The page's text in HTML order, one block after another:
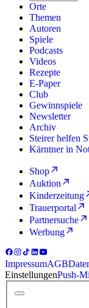
Orte
Themen
Autoren
Spiele
Podcasts
Videos
Rezepte
E-Paper
Club
Gewinnspiele
Newsletter
Archiv
Steirer helfen
Kärntner in
Shop
Auktion
Kinderzeitung
Trauerportal
Partnersuche
Werbung
ImpressumAGB
EinstellungenPush-